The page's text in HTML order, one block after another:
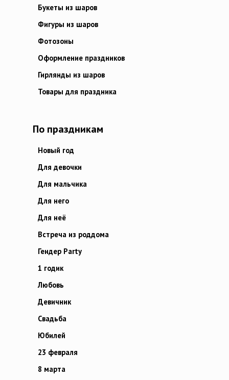
Букеты из шаров
Фигуры из шаров
Фотозоны
Оформление праздников
Гирлянды из шаров
Товары для праздника
По праздникам
Новый год
Для девочки
Для мальчика
Для него
Для неё
Встреча из роддома
Гендер Party
1 годик
Любовь
Девичник
Свадьба
Юбилей
23 февраля
8 марта